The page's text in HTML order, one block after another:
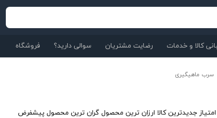
کالا و خدمات رضایت مشتریان سوالی دارید؟ فروشگاه
سرب ماهیگیری
جدیدترین کالا ارزان ترین محصول گران ترین محصول پیشفرض